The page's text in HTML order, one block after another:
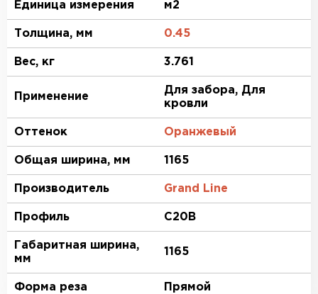
Единица измерения м2
Толщина, мм 0.45
Вес, кг 3.761
Применение
Для забора, Для
кровли
Оттенок Оранжевый
Общая ширина, мм 1165
Производитель Grand Line
Профиль C20В
Габаритная ширина,
мм
1165
Форма реза Прямой